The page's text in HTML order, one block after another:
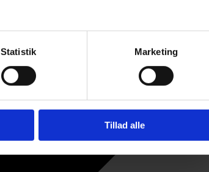
Statistik Marketing
Tillad alle